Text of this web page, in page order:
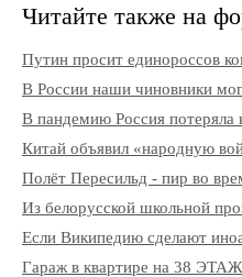
Читайте также на
Путин просит единороссов
В России наши чиновники
В пандемию Россия потеряла
Китай объявил «народную
Полёт Пересильд - пир во
Из белорусской школьной
Если Википедию сделают
Гараж в квартире на 38